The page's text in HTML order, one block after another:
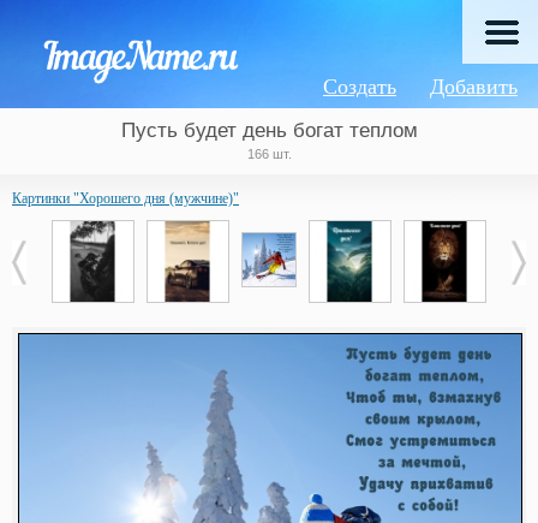
Добавить
Создать
Пусть будет день богат теплом
166 шт.
Картинки "Хорошего дня (мужчине)"